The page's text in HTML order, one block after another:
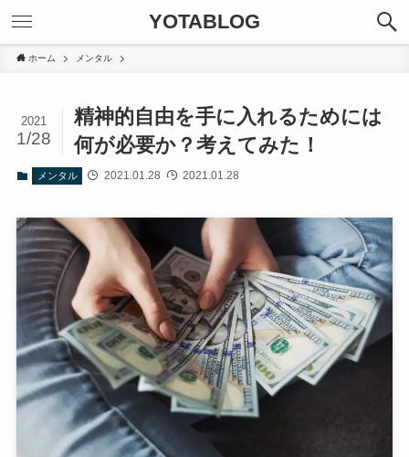
YOTABLOG
ホーム メンタル
精神的自由を手に入れるためには
何が必要か？考えてみた！
2021
1/28
メンタル 2021.01.28 2021.01.28